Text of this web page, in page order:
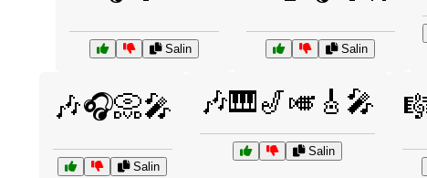
Salin Salin
🎶🎧📀🎤
Salin
🎶🎹🎷🎺🎸🎤
Salin